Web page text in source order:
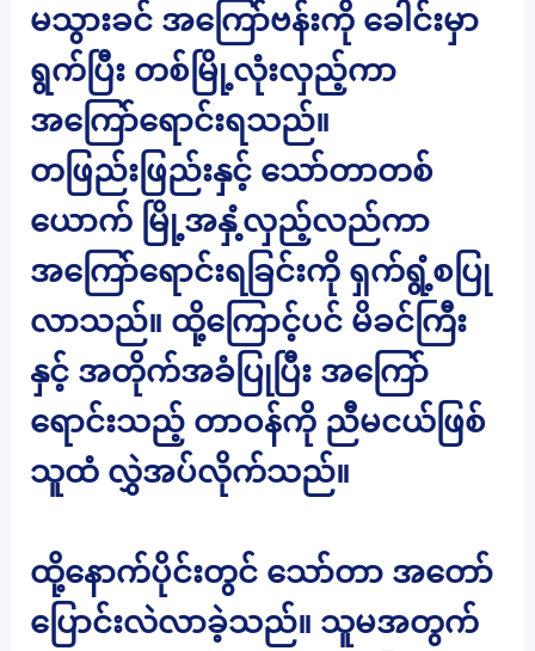
မသွားခင် အကြော်ဗန်းကို ခေါင်းမှာ
ရွက်ပြီး တစ်မြို့လုံးလှည့်ကာ
အကြော်ရောင်းရသည်။
တဖြည်းဖြည်းနှင့် သော်တာတစ်
ယောက် မြို့အနှံ့လှည့်လည်ကာ
အကြော်ရောင်းရခြင်းကို ရှက်ရွံ့စပြု
လာသည်။ ထို့ကြောင့်ပင် မိခင်ကြီး
နှင့် အတိုက်အခံပြုပြီး အကြော်
ရောင်းသည့် တာဝန်ကို ညီမငယ်ဖြစ်
သူထံ လွှဲအပ်လိုက်သည်။
ထို့နောက်ပိုင်းတွင် သော်တာ အတော်
ပြောင်းလဲလာခဲ့သည်။ သူမအတွက်